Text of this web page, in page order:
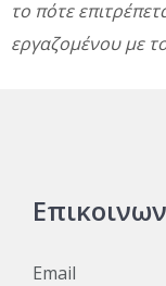
το πότε
εργαζομένου με
Email